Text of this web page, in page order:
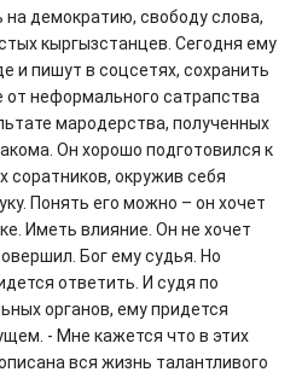
на демократию, свободу слова,
кыргызстанцев. Сегодня ему
и пишут в соцсетях, сохранить
неформального сатрапства
мародерства, полученных
Он хорошо подготовился к
соратников, окружив себя
Понять его можно – он хочет
Иметь влияние. Он не хочет
Бог ему судья. Но
ответить. И судя по
органов, ему придется
- Мне кажется что в этих
вся жизнь талантливого